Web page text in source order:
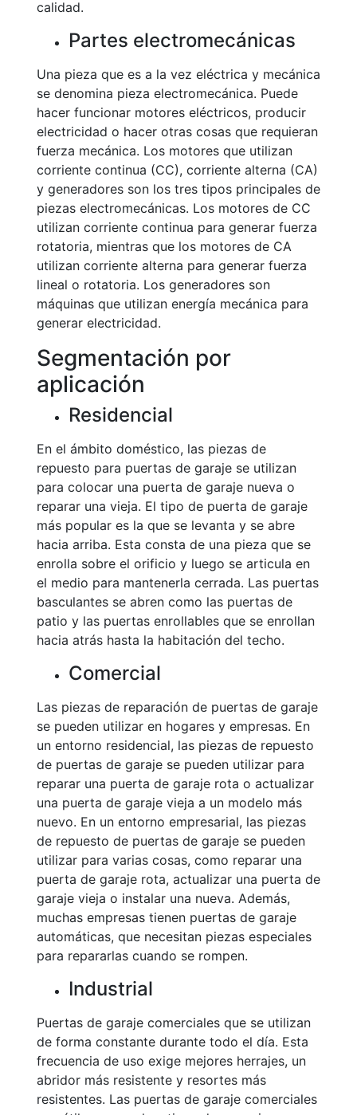
calidad.
Partes electromecánicas
Una pieza que es a la vez eléctrica y mecánica
se denomina pieza electromecánica. Puede
hacer funcionar motores eléctricos, producir
electricidad o hacer otras cosas que requieran
fuerza mecánica. Los motores que utilizan
corriente continua (CC), corriente alterna (CA)
y generadores son los tres tipos principales de
piezas electromecánicas. Los motores de CC
utilizan corriente continua para generar fuerza
rotatoria, mientras que los motores de CA
utilizan corriente alterna para generar fuerza
lineal o rotatoria. Los generadores son
máquinas que utilizan energía mecánica para
generar electricidad.
Segmentación por
aplicación
Residencial
En el ámbito doméstico, las piezas de
repuesto para puertas de garaje se utilizan
para colocar una puerta de garaje nueva o
reparar una vieja. El tipo de puerta de garaje
más popular es la que se levanta y se abre
hacia arriba. Esta consta de una pieza que se
enrolla sobre el orificio y luego se articula en
el medio para mantenerla cerrada. Las puertas
basculantes se abren como las puertas de
patio y las puertas enrollables que se enrollan
hacia atrás hasta la habitación del techo.
Comercial
Las piezas de reparación de puertas de garaje
se pueden utilizar en hogares y empresas. En
un entorno residencial, las piezas de repuesto
de puertas de garaje se pueden utilizar para
reparar una puerta de garaje rota o actualizar
una puerta de garaje vieja a un modelo más
nuevo. En un entorno empresarial, las piezas
de repuesto de puertas de garaje se pueden
utilizar para varias cosas, como reparar una
puerta de garaje rota, actualizar una puerta de
garaje vieja o instalar una nueva. Además,
muchas empresas tienen puertas de garaje
automáticas, que necesitan piezas especiales
para repararlas cuando se rompen.
Industrial
Puertas de garaje comerciales que se utilizan
de forma constante durante todo el día. Esta
frecuencia de uso exige mejores herrajes, un
abridor más resistente y resortes más
resistentes. Las puertas de garaje comerciales